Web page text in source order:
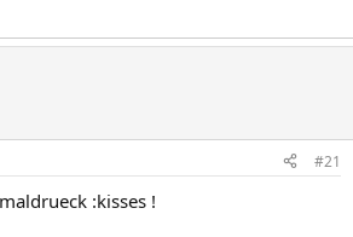
#21
:kisses !